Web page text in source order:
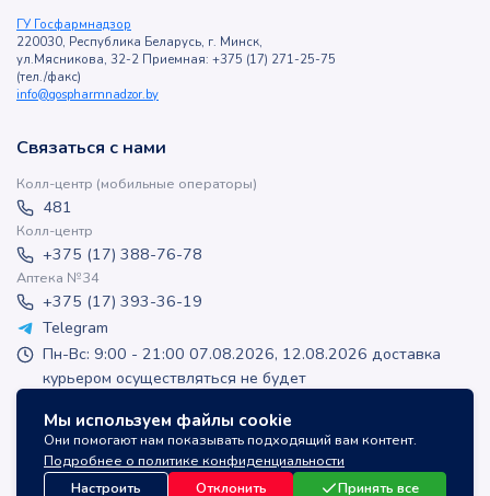
Мы используем файлы cookie
Они помогают нам показывать подходящий вам контент.
Подробнее о политике конфиденциальности
Настроить
Отклонить Принять все
ГУ Госфармнадзор
220030, Республика Беларусь, г. Минск,
ул.Мясникова, 32-2 Приемная: +375 (17) 271-25-75
(тел./факс)
info@gospharmnadzor.by
Связаться с нами
Колл-центр (мобильные операторы)
481
Колл-центр
+375 (17) 388-76-78
Аптека №34
+375 (17) 393-36-19
Telegram
Пн-Вс: 9:00 - 21:00 07.08.2026, 12.08.2026 доставка
курьером осуществляться не будет
inlek_apteka
inlek_apteka